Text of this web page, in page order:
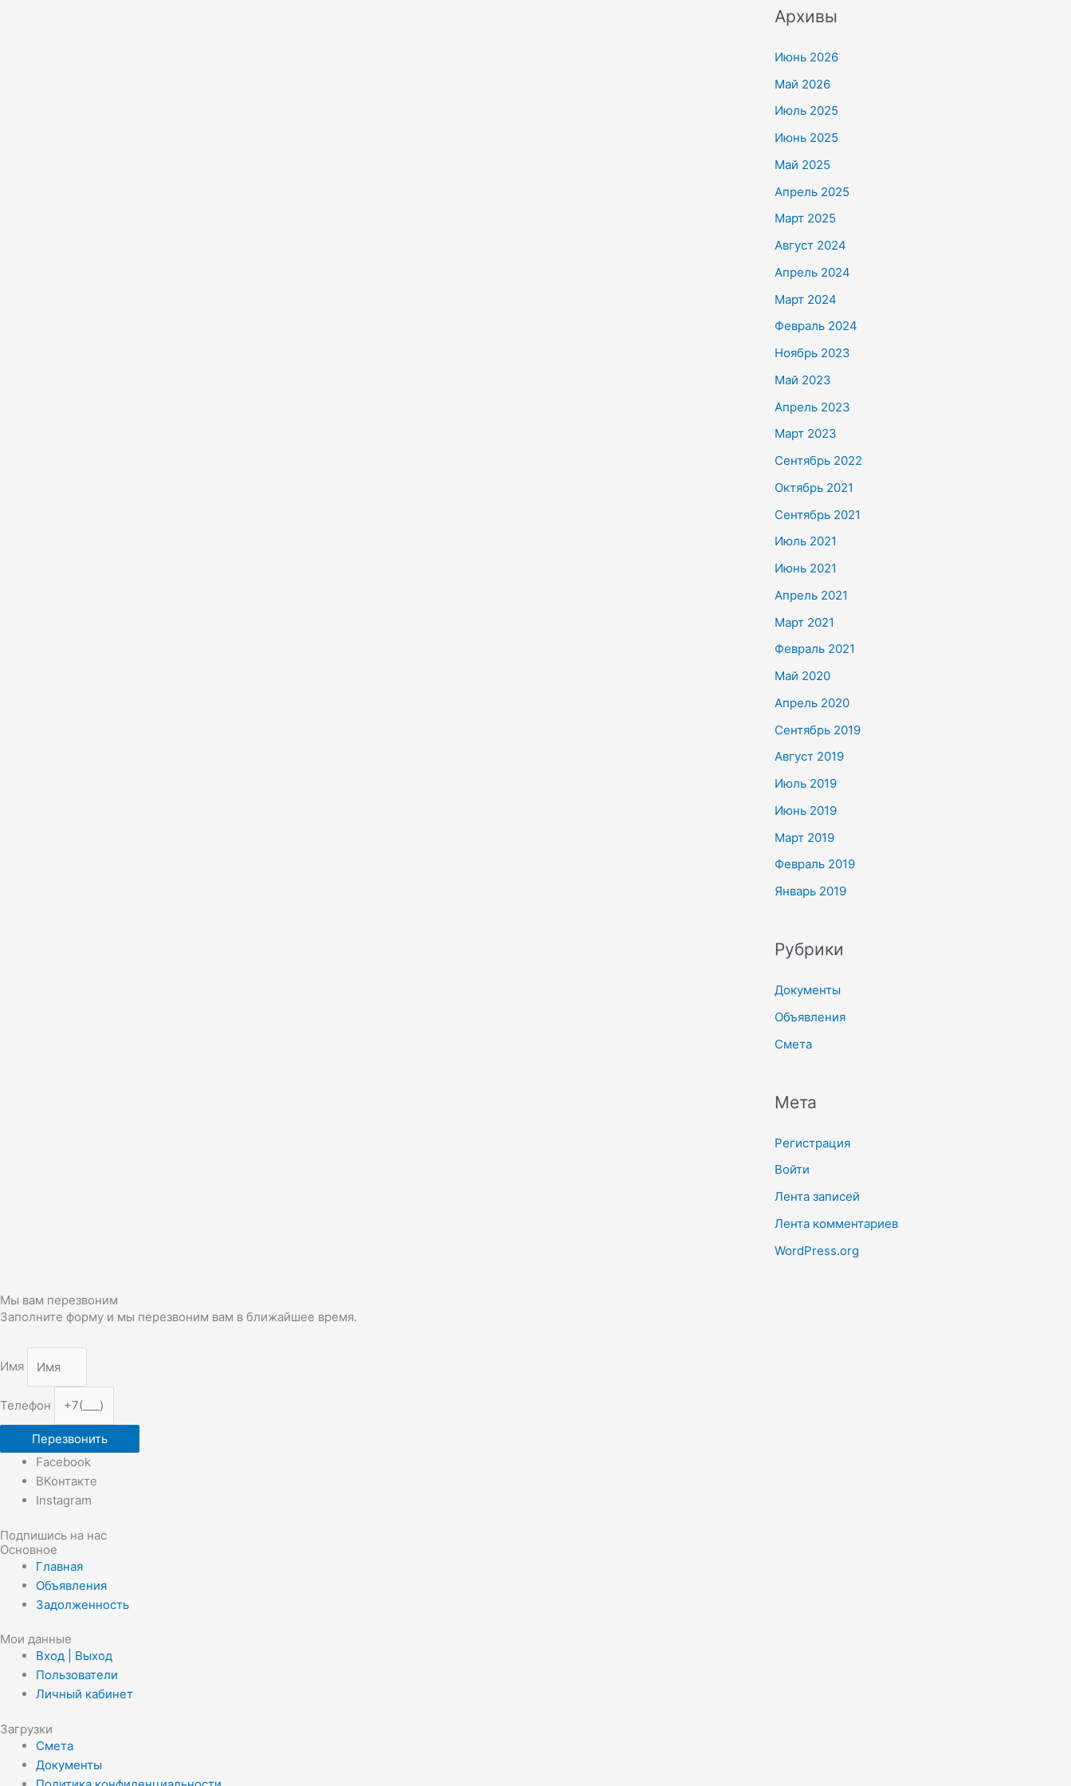
Архивы
Июнь 2026
Май 2026
Июль 2025
Июнь 2025
Май 2025
Апрель 2025
Март 2025
Август 2024
Апрель 2024
Март 2024
Февраль 2024
Ноябрь 2023
Май 2023
Апрель 2023
Март 2023
Сентябрь 2022
Октябрь 2021
Сентябрь 2021
Июль 2021
Июнь 2021
Апрель 2021
Март 2021
Февраль 2021
Май 2020
Апрель 2020
Сентябрь 2019
Август 2019
Июль 2019
Июнь 2019
Март 2019
Февраль 2019
Январь 2019
Рубрики
Документы
Объявления
Смета
Мета
Регистрация
Войти
Лента записей
Лента комментариев
WordPress.org
Мы вам перезвоним
Заполните форму и мы перезвоним вам в ближайшее время.
Имя
Телефон
Перезвонить
Facebook
ВКонтакте
Instagram
Подпишись на нас
Основное
Главная
Объявления
Задолженность
Мои данные
Вход | Выход
Пользователи
Личный кабинет
Загрузки
Смета
Документы